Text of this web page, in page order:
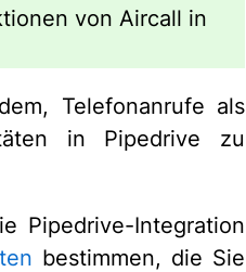
von Aircall in
Telefonanrufe als
in Pipedrive zu
Pipedrive-Integration
bestimmen, die Sie